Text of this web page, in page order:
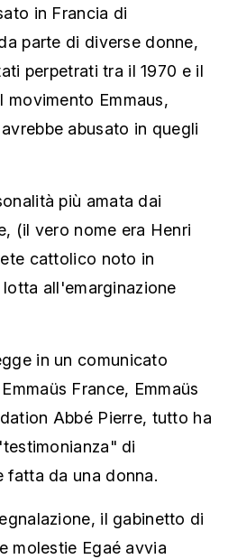
in Francia di
parte di diverse donne,
perpetrati tra il 1970 e il
Emmaus,
abusato in quegli
più amata dai
(il vero nome era Henri
cattolico noto in
all'emarginazione
in un comunicato
France, Emmaüs
Abbé Pierre, tutto ha
di
fatta da una donna.
il gabinetto di
molestie Egaé avvia